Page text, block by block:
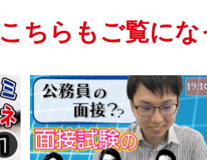
こちらもご覧にな